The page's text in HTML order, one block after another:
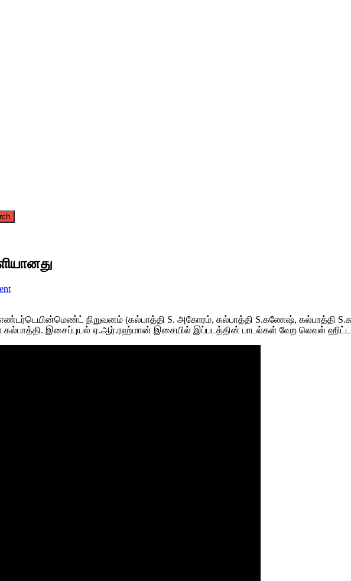
நிறுவனம் (கல்பாத்தி S. அகோரம், கல்பாத்தி S.கணேஷ், கல்பாத்தி
கல்பாத்தி. இசைப்புயல் ஏ.ஆர்.ரஹ்மான் இசையில் இப்படத்தின் பாடல்கள் வேற லெவல்